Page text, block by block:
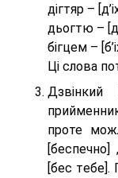
дігтяр –
дьогтю –
бігцем –
Ці слова
проте
[беспeчно]
[бес тeбе].